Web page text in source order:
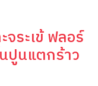
จระเข้ ฟลอร์
ปูนแตกร้าว